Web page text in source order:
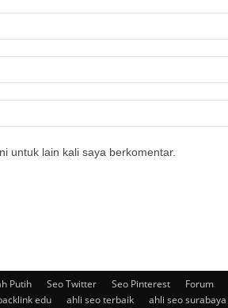
untuk lain kali saya berkomentar.
Putih Seo Twitter Seo Pinterest Forum
edu ahli seo terbaik ahli seo surabaya